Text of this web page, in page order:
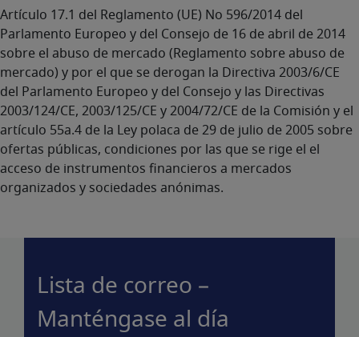
Artículo 17.1 del Reglamento (UE) No 596/2014 del
Parlamento Europeo y del Consejo de 16 de abril de 2014
sobre el abuso de mercado (Reglamento sobre abuso de
mercado) y por el que se derogan la Directiva 2003/6/CE
del Parlamento Europeo y del Consejo y las Directivas
2003/124/CE, 2003/125/CE y 2004/72/CE de la Comisión y el
artículo 55a.4 de la Ley polaca de 29 de julio de 2005 sobre
ofertas públicas, condiciones por las que se rige el el
acceso de instrumentos financieros a mercados
organizados y sociedades anónimas.
Lista de correo –
Manténgase al día